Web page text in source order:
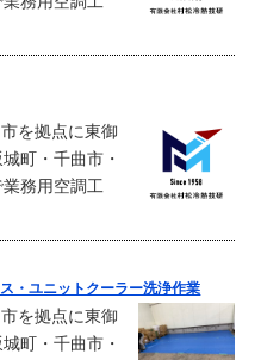
を拠点に東御
町・千曲市・
務用空調工
・ユニットクーラー洗浄作業
を拠点に東御
町・千曲市・